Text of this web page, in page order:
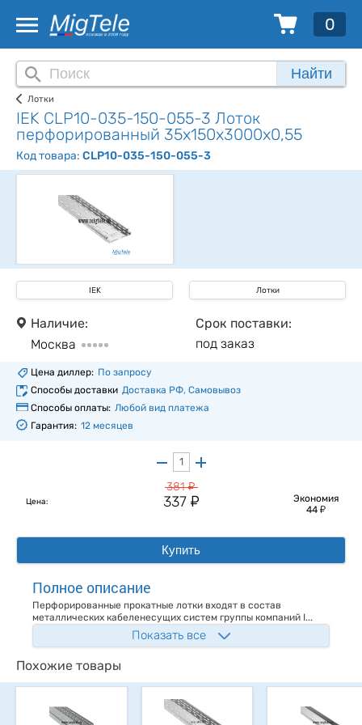
0
Найти
Лотки
IEK CLP10-035-150-055-3 Лоток
перфорированный 35х150х3000х0,55
Код товара: CLP10-035-150-055-3
IEK Лотки
Наличие:
Москва
Срок поставки:
под заказ
Цена диллер: По запросу
Способы доставки Доставка РФ, Самовывоз
Способы оплаты: Любой вид платежа
Гарантия: 12 месяцев
Цена:
381у
337 у
Экономия
44у
Купить
Полное описание
Перфорированные прокатные лотки входят в состав
металлических кабеленесущих систем группы компаний I...
Показать все
Похожие товары